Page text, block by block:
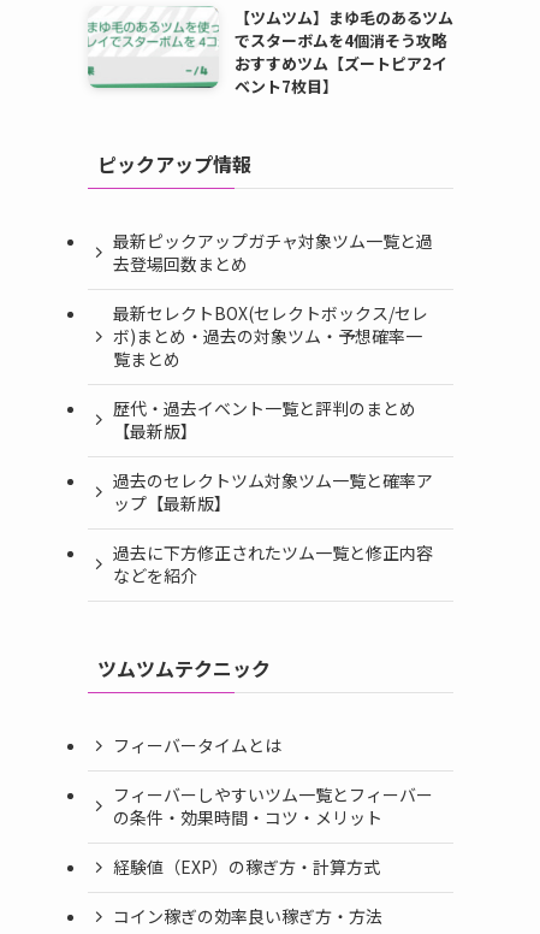
【ツムツム】まゆ毛のあるツム
でスターボムを4個消そう攻略
おすすめツム【ズートピア2イ
ベント7枚目】
ピックアップ情報
最新ピックアップガチャ対象ツム一覧と過
去登場回数まとめ
最新セレクトBOX(セレクトボックス/セレ
ボ)まとめ・過去の対象ツム・予想確率一
覧まとめ
歴代・過去イベント一覧と評判のまとめ
【最新版】
過去のセレクトツム対象ツム一覧と確率ア
ップ【最新版】
過去に下方修正されたツム一覧と修正内容
などを紹介
ツムツムテクニック
フィーバータイムとは
フィーバーしやすいツム一覧とフィーバー
の条件・効果時間・コツ・メリット
経験値（EXP）の稼ぎ方・計算方式
コイン稼ぎの効率良い稼ぎ方・方法